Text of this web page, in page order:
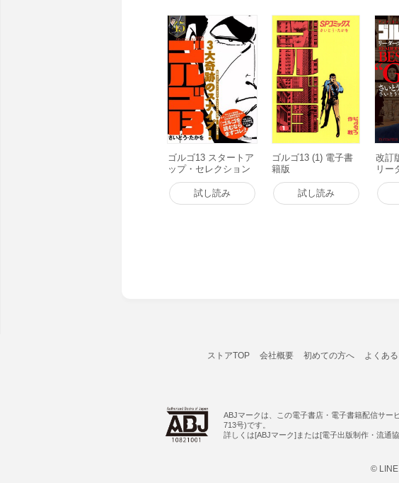
ゴルゴ13 スタートア
ップ・セレクション
ゴルゴ13 3大奇跡の
スナイプ! 電子書籍版
試し読み
ゴルゴ13 (1) 電子書
籍版
試し読み
改訂
リー
ス
ストアTOP 会社概要 初めての方へ よくあ
ABJマークは、この電子書店・電子書籍配信サー
713号)です。
詳しくは[ABJマーク]または[電子出版制作・流通
©